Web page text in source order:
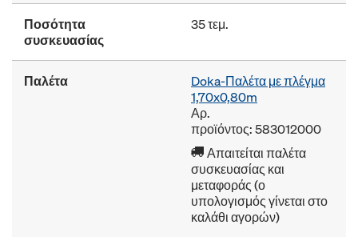
Ποσότητα
συσκευασίας
35 τεμ.
Παλέτα
Doka-Παλέτα με πλέγμα
1,70x0,80m
Αρ.
προϊόντος: 583012000
Απαιτείται παλέτα
συσκευασίας και
μεταφοράς (ο
υπολογισμός γίνεται στο
καλάθι αγορών)